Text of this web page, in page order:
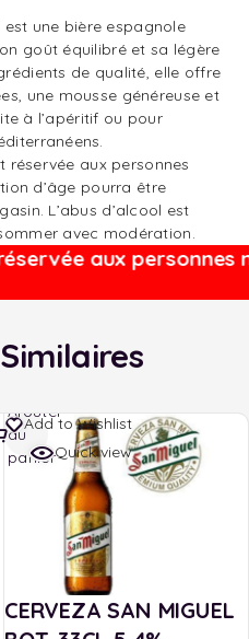
une bière espagnole
goût équilibré et sa légère
de qualité, elle offre
une mousse généreuse et
à l’apéritif ou pour
réservée aux personnes
d’âge pourra être
L’abus d’alcool est
avec modération.
aux personnes
Add to Wishlist
Quick view
CERVEZA SAN MIGUEL
Ajouter
au
panier